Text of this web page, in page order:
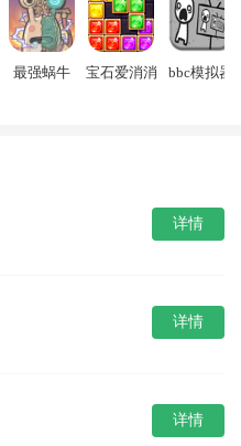
最强蜗牛 宝石爱消消 bbc模拟器
详情
详情
详情